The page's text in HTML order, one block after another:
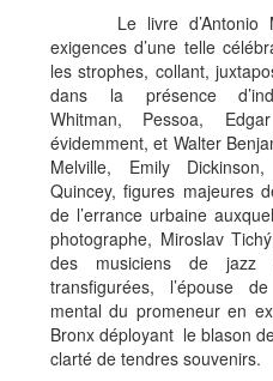
Le livre d’Antonio
exigences d’une telle
les strophes, collant,
dans la présence
Whitman, Pessoa,
évidemment, et Walter
Melville, Emily
Quincey, figures majeures
de l’errance urbaine
photographe, Miroslav
des musiciens de
transfigurées, l’épouse
mental du promeneur en
Bronx déployant le blason
clarté de tendres souvenirs.